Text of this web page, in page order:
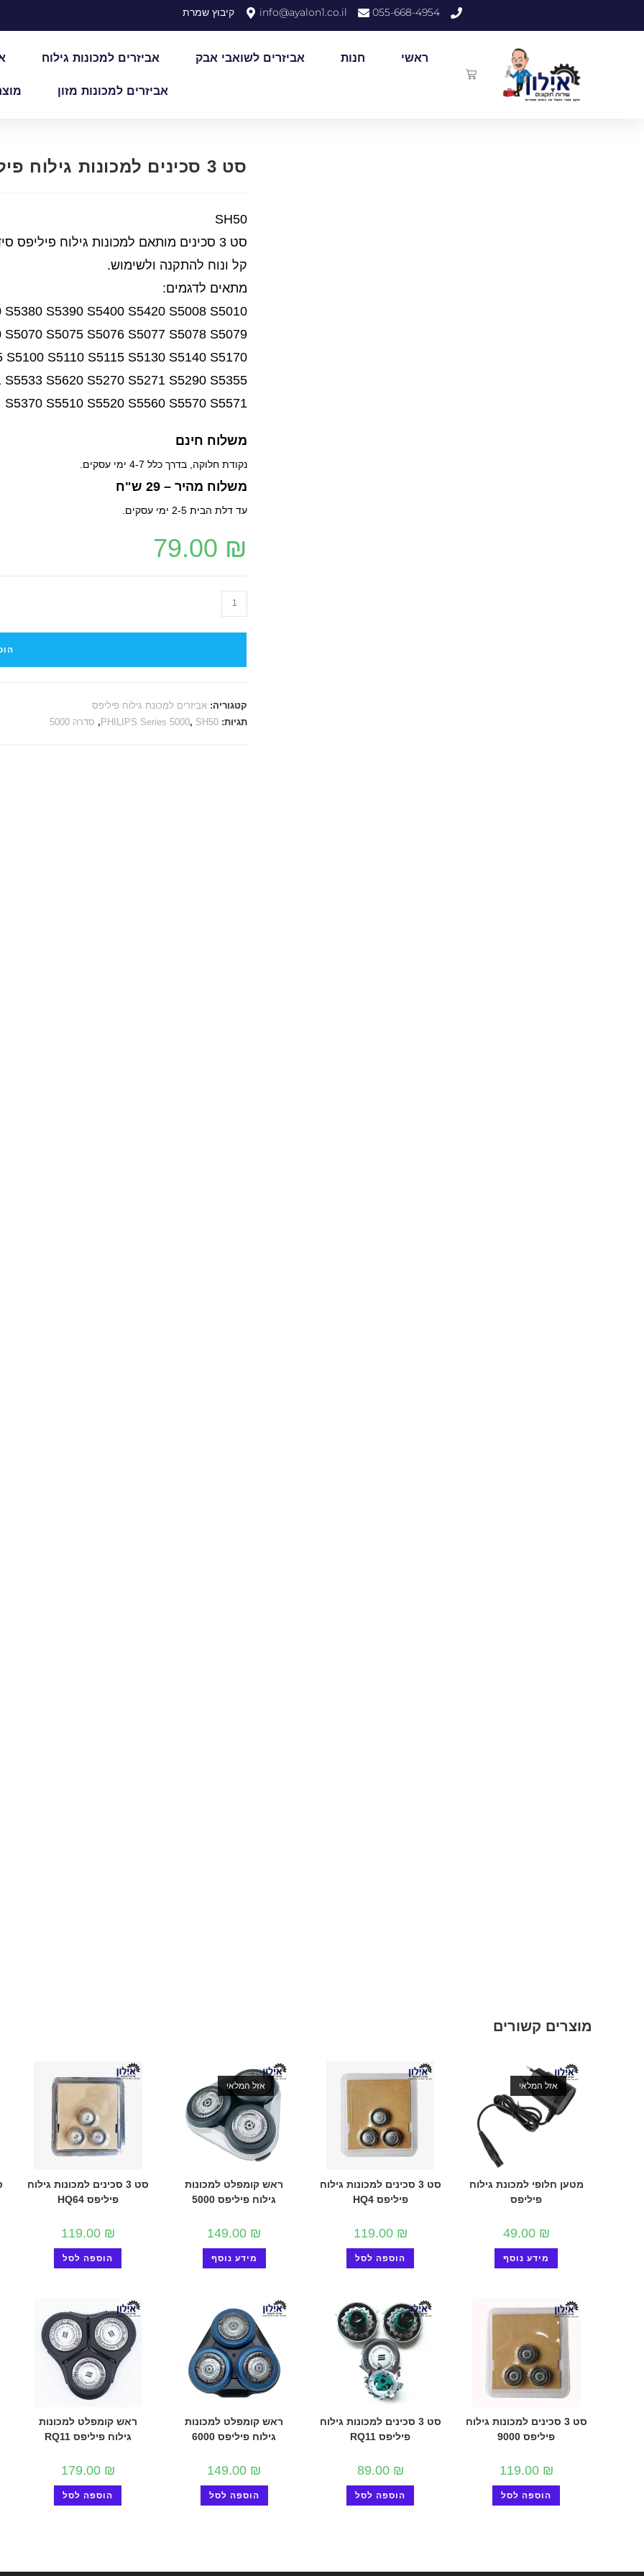
055-668-4954
info@ayalon1.co.il קיבוץ שמרת
ראשי חנות אביזרים לשואבי אבק אביזרים למכונות גילוח
אביזרים למכונות מזון
סט 3 סכינים למכונות גילוח פיליפס 5000
SH50
סט 3 סכינים מותאם למכונות גילוח פיליפס סידרה 5000
קל ונוח להתקנה ולשימוש.
מתאים לדגמים:
S5390 S5400 S5420 S5008 S5010
S5075 S5076 S5077 S5078 S5079
S5110 S5115 S5130 S5140 S5170
S5620 S5270 S5271 S5290 S5355
S5370 S5510 S5520 S5560 S5570 S5571
משלוח חינם
נקודת חלוקה, בדרך כלל 4-7 ימי עסקים.
משלוח מהיר – 29 ש"ח
עד דלת הבית 2-5 ימי עסקים.
79.00 ₪
קטגוריה: אביזרים למכונת גילוח פיליפס
תגיות:
PHILIPS Series 5000, SH50
, סדרה 5000
מוצרים קשורים
אזל המלאי
מטען חלופי למכונת גילוח
פיליפס
49.00 ₪
מידע נוסף
סט 3 סכינים למכונות גילוח
פיליפס HQ4
119.00 ₪
הוספה לסל
אזל המלאי
ראש קומפלט למכונות
גילוח פיליפס 5000
149.00 ₪
מידע נוסף
סט 3 סכינים למכונות גילוח
פיליפס HQ64
119.00 ₪
הוספה לסל
סט 3 סכינים למכונות גילוח
פיליפס 9000
119.00 ₪
הוספה לסל
סט 3 סכינים למכונות גילוח
פיליפס RQ11
89.00 ₪
הוספה לסל
ראש קומפלט למכונות
גילוח פיליפס 6000
149.00 ₪
הוספה לסל
ראש קומפלט למכונות
גילוח פיליפס RQ11
179.00 ₪
הוספה לסל